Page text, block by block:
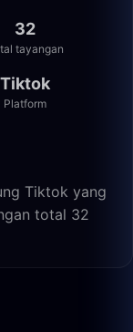
32
tayangan
Tiktok
Platform
Tiktok yang
total 32